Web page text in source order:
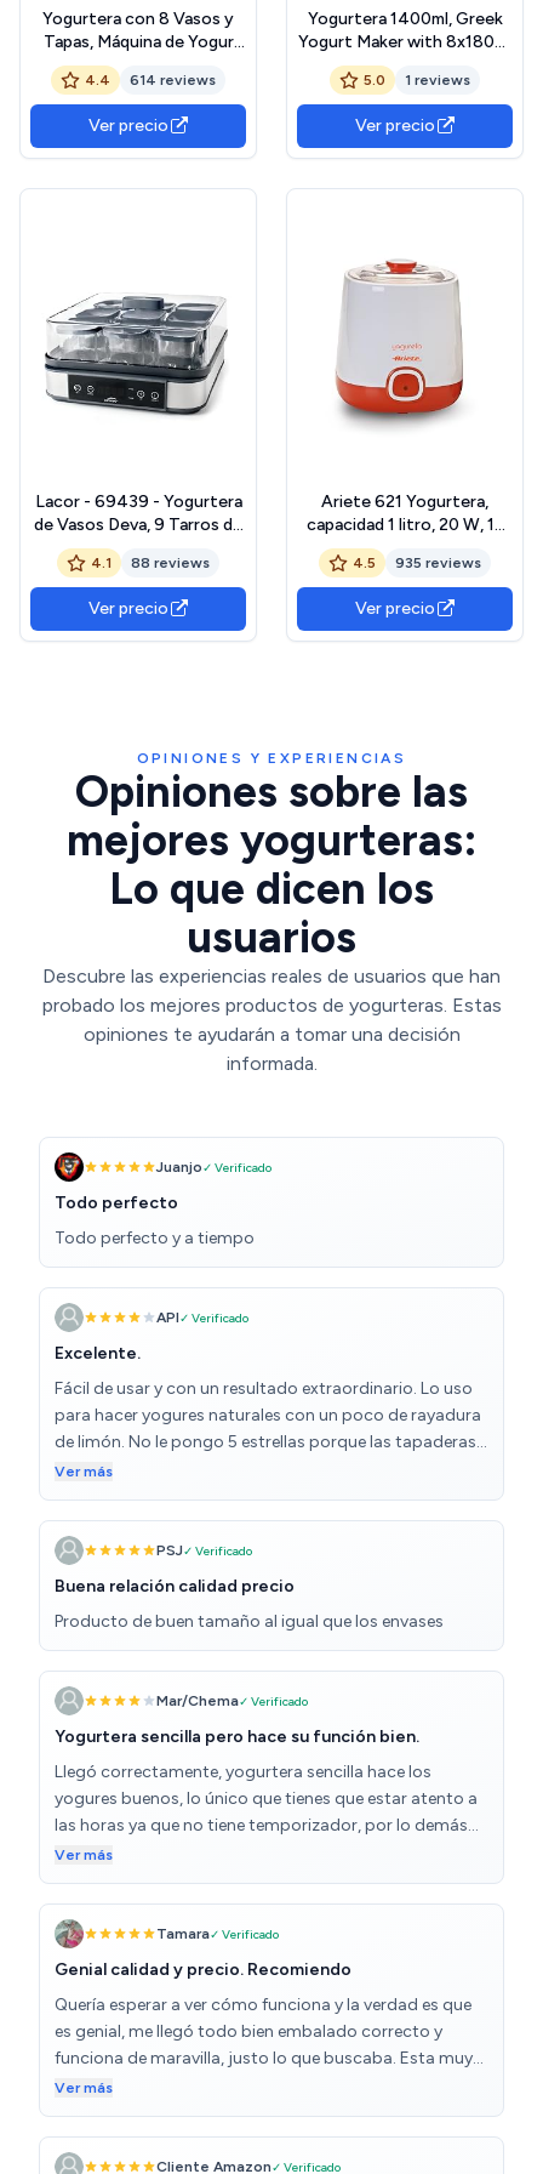
Yogurtera con 8 Vasos y
Tapas, Máquina de Yogur
Griega, LCD Pantalla de un
Solo Toque, Fácil de Usar,
Yogur Fresco Casero,
Tiempo y Temperatura
ajustables, sin BPA
4.4 614 reviews
Ver precio
Yogurtera 1400ml, Greek
Yogurt Maker with 8x180ml
Jars,Yogurtera 8 Tarros
con Temporizador y
Pantalla LCD, Rango de
Temperatura Ajustable 20–
55°C,Yogurt Maker para
5.0 1 reviews
Ver precio
Lacor - 69439 - Yogurtera
de Vasos Deva, 9 Tarros de
Cristal Incluidos,
Temperatura Ajustable,
Temporizador, Apagado
Automático, Incluye
Recetario, 100% Libre de
4.1 88 reviews
Ver precio
Ariete 621 Yogurtera,
capacidad 1 litro, 20 W, 12
horas preparación, tapa
doble, diseño compacto
apto lavavajillas, color
blanco naranja
4.5 935 reviews
Ver precio
OPINIONES Y EXPERIENCIAS
Opiniones sobre las
mejores yogurteras:
Lo que dicen los
usuarios
Descubre las experiencias reales de usuarios que han
probado los mejores productos de yogurteras. Estas
opiniones te ayudarán a tomar una decisión
informada.
Juanjo✓ Verificado
Todo perfecto
Todo perfecto y a tiempo
API✓ Verificado
Excelente.
Fácil de usar y con un resultado extraordinario. Lo uso
para hacer yogures naturales con un poco de rayadura
de limón. No le pongo 5 estrellas porque las tapaderas
de los basos no roscan bien y tuve que comprar otros.
Ver más
PSJ✓ Verificado
Buena relación calidad precio
Producto de buen tamaño al igual que los envases
Mar/Chema✓ Verificado
Yogurtera sencilla pero hace su función bien.
Llegó correctamente, yogurtera sencilla hace los
yogures buenos, lo único que tienes que estar atento a
las horas ya que no tiene temporizador, por lo demás
genial hace su función.
Ver más
Tamara✓ Verificado
Genial calidad y precio. Recomiendo
Quería esperar a ver cómo funciona y la verdad es que
es genial, me llegó todo bien embalado correcto y
funciona de maravilla, justo lo que buscaba. Esta muy
bien de precio y hace los yogures cremosos con leche
entera en solo 6h. Recomiendo mucho , yo la elegi entre
otras muchas porque la capacidad de los tarros es
mayor a las demás. Todo perfecto, me encanta.
Ver más
Cliente Amazon✓ Verificado